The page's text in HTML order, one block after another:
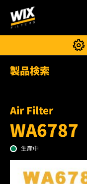
製品検索
Air Filter
WA6787
生産中